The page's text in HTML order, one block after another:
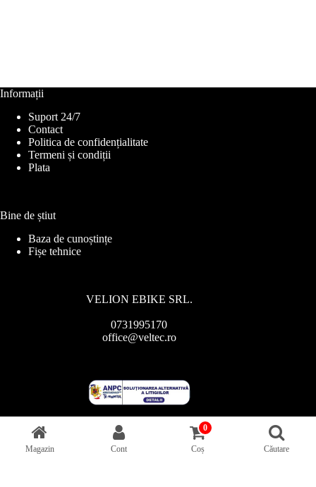
Informații
Suport 24/7
Contact
Politica de confidențialitate
Termeni și condiții
Plata
Bine de știut
Baza de cunoștințe
Fișe tehnice
VELION EBIKE SRL.
0731995170
office@veltec.ro
Copyright © 2026 - Veltec.ro
Magazin Cont
0
Coș Căutare